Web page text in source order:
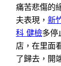
痛苦悲傷的
夫表現， 新
科 健檢多停
店，在里面
了歸去，開